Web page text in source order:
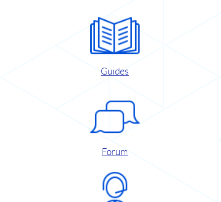
Guides
Forum